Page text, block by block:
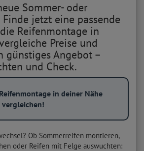
Sommer- oder
jetzt eine passende
Reifenmontage in
Preise und
günstiges Angebot –
und Check.
in deiner Nähe
vergleichen!
Ob Sommerreifen montieren,
oder Reifen mit Felge auswuchten: